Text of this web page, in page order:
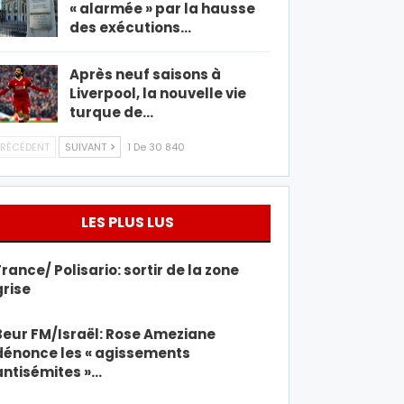
« alarmée » par la hausse
des exécutions…
Après neuf saisons à
Liverpool, la nouvelle vie
turque de…
SUIVANT 1 De 30 840
LES PLUS LUS
Polisario: sortir de la zone
FM/Israël: Rose Ameziane
les « agissements
»…